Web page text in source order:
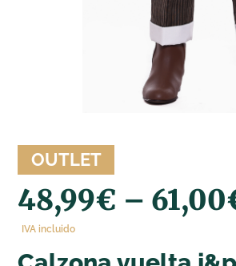
OUTLET
48,99€ – 61,00
IVA incluido